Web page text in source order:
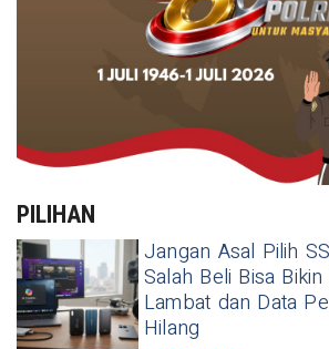
PILIHAN
Jangan Asal Pilih
Salah Beli Bisa
Lambat dan Data
Hilang